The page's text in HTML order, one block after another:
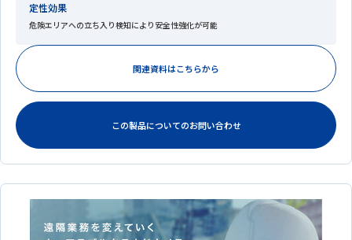
定性効果
危険エリアへの立ち入り検知により安全性強化が可能
関連資料はこちらから
この製品についてのお問い合わせ